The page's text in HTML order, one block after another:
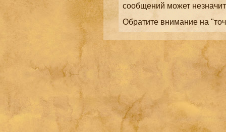
сообщений может
Обратите внимание на